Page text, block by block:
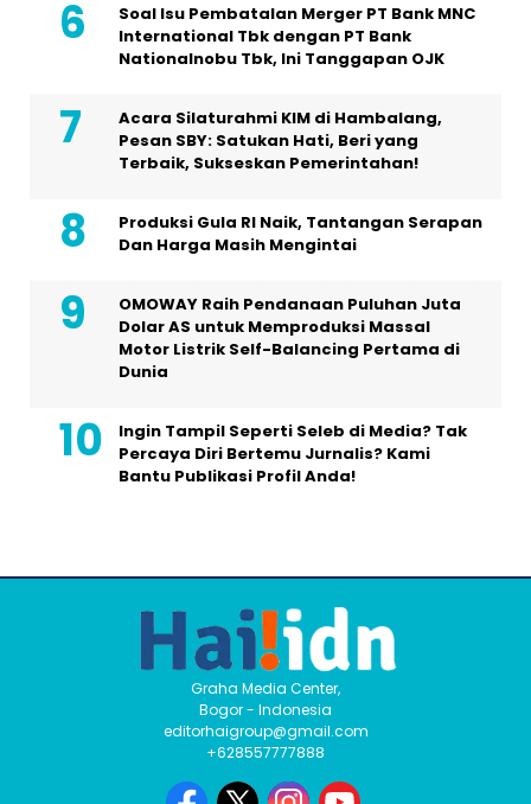
Soal Isu Pembatalan Merger PT Bank MNC
International Tbk dengan PT Bank
Nationalnobu Tbk, Ini Tanggapan OJK
Acara Silaturahmi KIM di Hambalang,
Pesan SBY: Satukan Hati, Beri yang
Terbaik, Sukseskan Pemerintahan!
Produksi Gula RI Naik, Tantangan Serapan
Dan Harga Masih Mengintai
OMOWAY Raih Pendanaan Puluhan Juta
Dolar AS untuk Memproduksi Massal
Motor Listrik Self-Balancing Pertama di
Dunia
Ingin Tampil Seperti Seleb di Media? Tak
Percaya Diri Bertemu Jurnalis? Kami
Bantu Publikasi Profil Anda!
Graha Media Center,
Bogor - Indonesia
editorhaigroup@gmail.com
+628557777888